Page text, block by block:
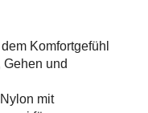
Komfortgefühl
und
mit